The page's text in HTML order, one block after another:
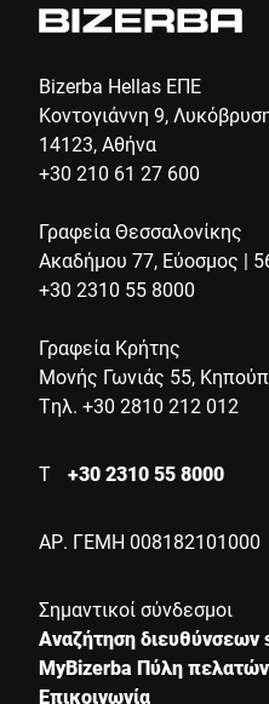
Bizerba Hellas ΕΠΕ
Κοντογιάννη 9,
14123, Αθήνα
+30 210 61 27 600
Γραφεία Θεσσαλονίκης
Ακαδήμου 77, Εύοσμος |
+30 2310 55 8000
Γραφεία Κρήτης
Μονής Γωνιάς 55,
Τηλ. +30 2810 212 012
Τ +30 2310 55 8000
ΑΡ. ΓΕΜΗ 008182101000
Σημαντικοί σύνδεσμοι
Αναζήτηση διευθύνσεων
MyBizerba Πύλη πελατών
Επικοινωνία